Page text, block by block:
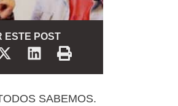
ESTE POST
SABEMOS.